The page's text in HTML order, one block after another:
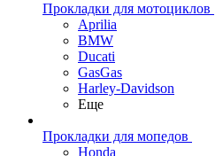
Прокладки для мотоциклов
Aprilia
BMW
Ducati
GasGas
Harley-Davidson
Еще
Прокладки для мопедов
Honda